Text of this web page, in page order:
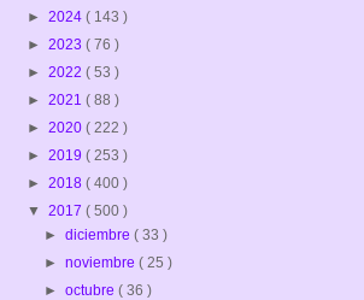
► 2024 ( 143 )
► 2023 ( 76 )
► 2022 ( 53 )
► 2021 ( 88 )
► 2020 ( 222 )
► 2019 ( 253 )
► 2018 ( 400 )
▼ 2017 ( 500 )
►diciembre( 33 )
►noviembre( 25 )
►octubre( 36 )